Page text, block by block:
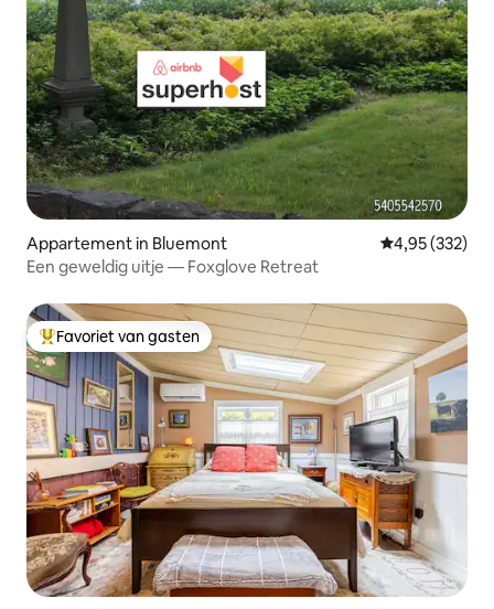
Appartement in Bluemont Gemiddelde
4,95 (332)
Een geweldig uitje — Foxglove Retreat
Topfavoriet van gasten
Favoriet van gasten